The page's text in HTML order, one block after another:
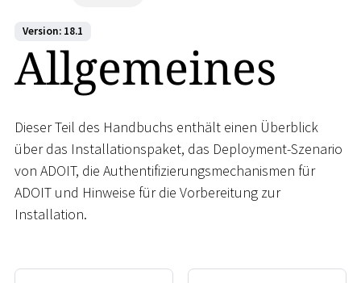
Version: 18.1
Allgemeines
Dieser Teil des Handbuchs enthält einen Überblick
über das Installationspaket, das Deployment-Szenario
von ADOIT, die Authentifizierungsmechanismen für
ADOIT und Hinweise für die Vorbereitung zur
Installation.